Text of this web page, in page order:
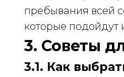
пребывания всей
которые подойдут
3. Советы
3.1. Как